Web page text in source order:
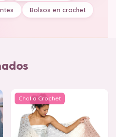
Bolsos en crochet
Chal a Crochet